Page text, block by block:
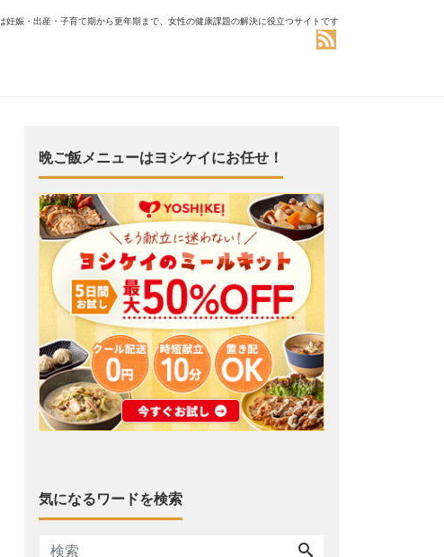
妊娠・出産・子育て期から更年期まで、女性の健康課題の解決に役立つサイトです
晩ご飯メニューはヨシケイにお任せ！
気になるワードを検索